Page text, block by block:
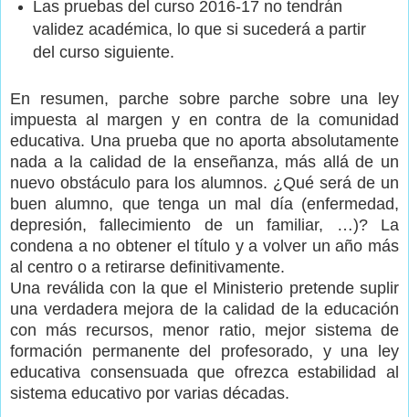
Las pruebas del curso 2016-17 no tendrán
validez académica, lo que si sucederá a partir
del curso siguiente.
En resumen, parche sobre parche sobre una ley
impuesta al margen y en contra de la comunidad
educativa. Una prueba que no aporta absolutamente
nada a la calidad de la enseñanza, más allá de un
nuevo obstáculo para los alumnos. ¿Qué será de un
buen alumno, que tenga un mal día (enfermedad,
depresión, fallecimiento de un familiar, …)? La
condena a no obtener el título y a volver un año más
al centro o a retirarse definitivamente.
Una reválida con la que el Ministerio pretende suplir
una verdadera mejora de la calidad de la educación
con más recursos, menor ratio, mejor sistema de
formación permanente del profesorado, y una ley
educativa consensuada que ofrezca estabilidad al
sistema educativo por varias décadas.